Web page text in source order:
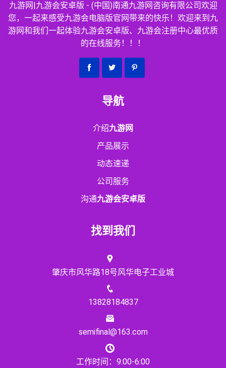
九游网|九游会安卓版 - (中国)南通九游网咨询有限公司欢迎
您，一起来感受九游会电脑版官网带来的快乐！欢迎来到九
游网和我们一起体验九游会安卓版、九游会注册中心最优质
的在线服务！！！
导航
介绍九游网
产品展示
动态速递
公司服务
沟通九游会安卓版
找到我们
肇庆市风华路18号风华电子工业城
13828184837
semifinal@163.com
工作时间：9:00-6:00